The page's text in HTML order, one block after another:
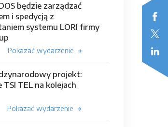
będzie zarządzać
i spedycją z
systemu LORI firmy
Pokazać wydarzenie
projekt:
TSI TEL na kolejach
Pokazać wydarzenie